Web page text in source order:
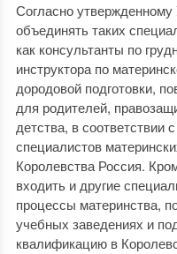
Согласно
объединять таких
как консультанты по
инструктора по
дородовой подготовки,
для родителей,
детства, в соответствии
специалистов
Королевства Россия.
входить и другие
процессы материнства,
учебных заведениях и
квалификацию в